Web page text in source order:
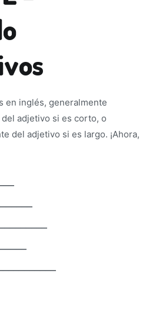
en inglés, generalmente
adjetivo si es corto, o
del adjetivo si es largo. ¡Ahora,